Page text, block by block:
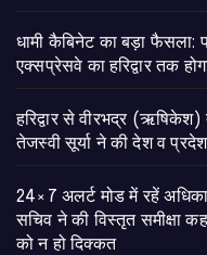
​धामी कैबिनेट का बड़ा फैसला:
एक्सप्रेसवे का हरिद्वार तक
​हरिद्वार से वीरभद्र
तेजस्वी सूर्या ने की देश व
24×7 अलर्ट मोड में रहें
सचिव ने की विस्तृत समीक्षा
को न हो दिक्कत